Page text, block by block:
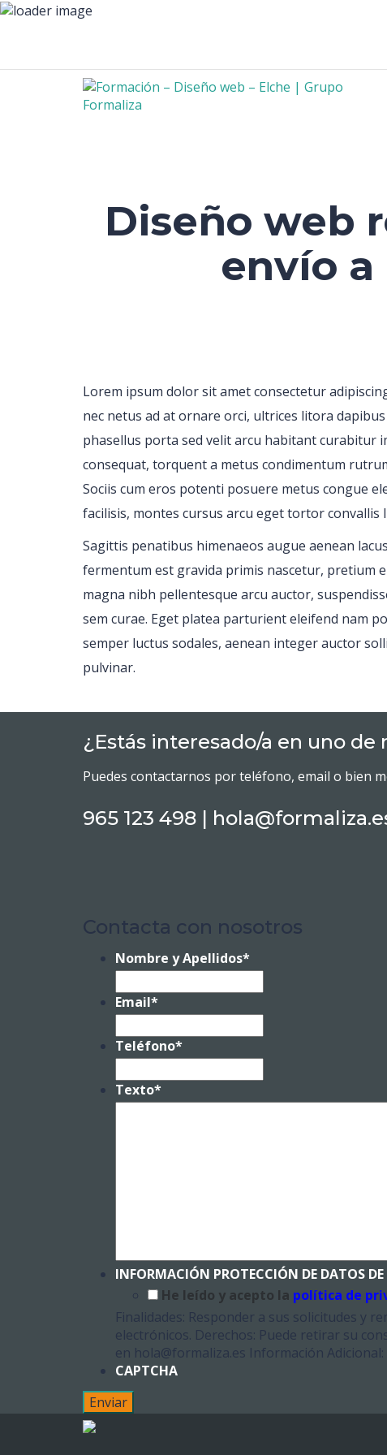
Diseño web
envío
Lorem ipsum dolor sit amet consectetur
nec netus ad at ornare orci, ultrices litora
phasellus porta sed velit arcu habitant
consequat, torquent a metus condimentum
Sociis cum eros potenti posuere metus congue
facilisis, montes cursus arcu eget tortor
Sagittis penatibus himenaeos augue aenean
fermentum est gravida primis nascetur, pretium
magna nibh pellentesque arcu auctor,
sem curae. Eget platea parturient eleifend nam
semper luctus sodales, aenean integer auctor
pulvinar.
¿Estás interesado/a en uno de
Puedes contactarnos por teléfono, email o bien
965 123 498 |
Contacta con nosotros
Nombre y Apellidos*
Email*
Teléfono*
Texto*
INFORMACIÓN PROTECCIÓN DE DATOS
He leído y acepto la política de
Finalidades: Responder a sus solicitudes y
electrónicos. Derechos: Puede retirar su
en hola@formaliza.es Información
CAPTCHA